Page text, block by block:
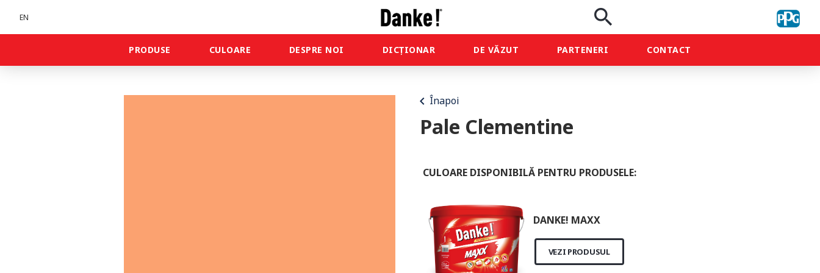
EN search
PRODUSE CULOARE DESPRE NOI DICȚIONAR DE VĂZUT PARTENERI CONTACT
chevron_left Înapoi
Pale Clementine
CULOARE DISPONIBILĂ PENTRU PRODUSELE:
DANKE! MAXX
VEZI PRODUSUL